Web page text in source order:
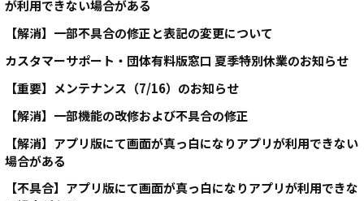
が利用できない場合がある
【解消】一部不具合の修正と表記の変更について
カスタマーサポート・団体有料版窓口 夏季特別休業のお知らせ
【重要】メンテナンス（7/16）のお知らせ
【解消】一部機能の改修および不具合の修正
【解消】アプリ版にて画面が真っ白になりアプリが利用できない
場合がある
【不具合】アプリ版にて画面が真っ白になりアプリが利用できな